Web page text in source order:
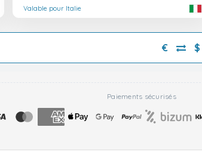
Valable pour Italie
€ $
Paiements sécurisés